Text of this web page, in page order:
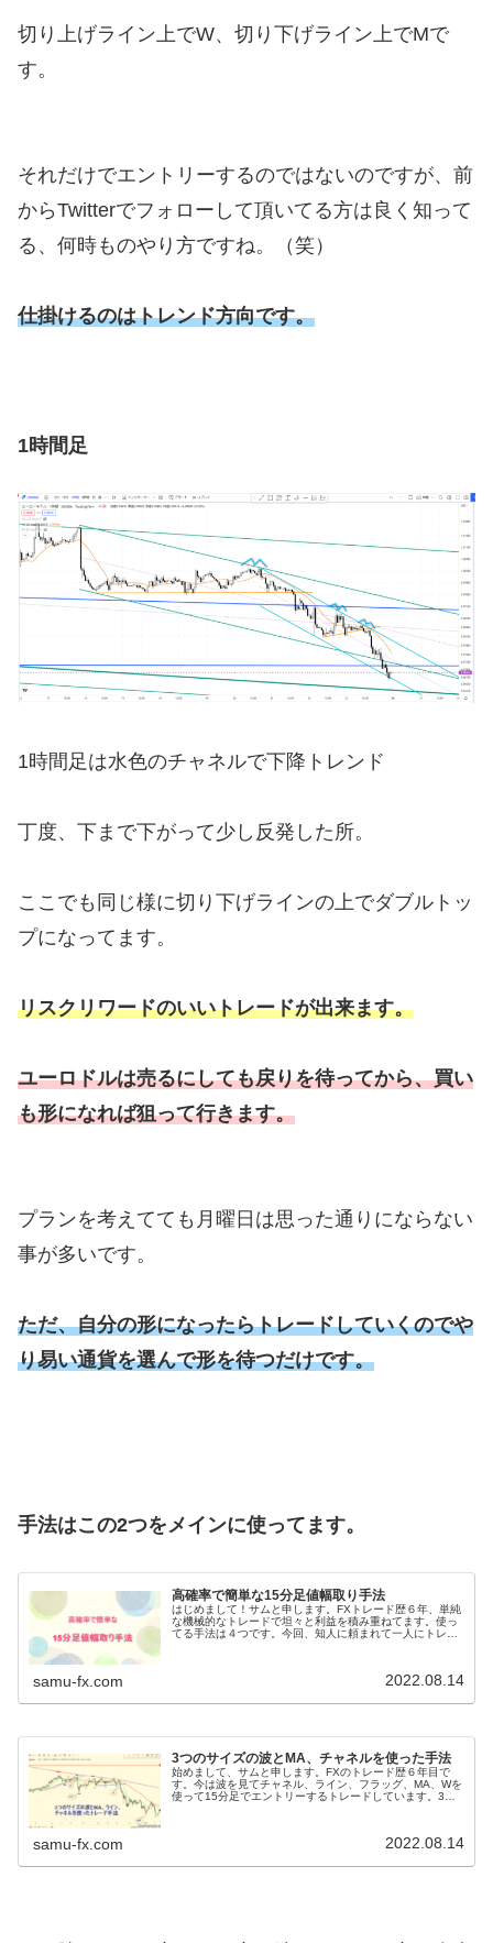
切り上げライン上でW、切り下げライン上でMで
す。
それだけでエントリーするのではないのですが、前
からTwitterでフォローして頂いてる方は良く知って
る、何時ものやり方ですね。（笑）
仕掛けるのはトレンド方向です。
1時間足
1時間足は水色のチャネルで下降トレンド
丁度、下まで下がって少し反発した所。
ここでも同じ様に切り下げラインの上でダブルトッ
プになってます。
リスクリワードのいいトレードが出来ます。
ユーロドルは売るにしても戻りを待ってから、買い
も形になれば狙って行きます。
プランを考えてても月曜日は思った通りにならない
事が多いです。
ただ、自分の形になったらトレードしていくのでや
り易い通貨を選んで形を待つだけです。
手法はこの2つをメインに使ってます。
高確率で簡単な15分足値幅取り手法
はじめまして！サムと申します。FXトレード歴６年、単純
な機械的なトレードで坦々と利益を積み重ねてます。使っ
てる手法は４つです。今回、知人に頼まれて一人にトレー
samu-fx.com 2022.08.14
3つのサイズの波とMA、チャネルを使った手法
始めまして、サムと申します。FXのトレード歴６年目で
す。今は波を見てチャネル、ライン、フラッグ、MA、Wを
使って15分足でエントリーするトレードしています。3年
samu-fx.com 2022.08.14